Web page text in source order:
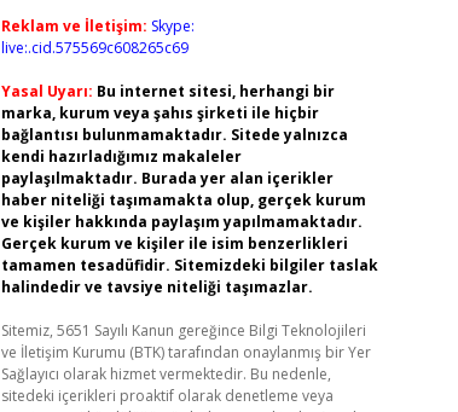
Reklam ve İletişim: Skype:
live:.cid.575569c608265c69
Yasal Uyarı: Bu internet sitesi, herhangi bir
marka, kurum veya şahıs şirketi ile hiçbir
bağlantısı bulunmamaktadır. Sitede yalnızca
kendi hazırladığımız makaleler
paylaşılmaktadır. Burada yer alan içerikler
haber niteliği taşımamakta olup, gerçek kurum
ve kişiler hakkında paylaşım yapılmamaktadır.
Gerçek kurum ve kişiler ile isim benzerlikleri
tamamen tesadüfidir. Sitemizdeki bilgiler taslak
halindedir ve tavsiye niteliği taşımazlar.
Sitemiz, 5651 Sayılı Kanun gereğince Bilgi Teknolojileri
ve İletişim Kurumu (BTK) tarafından onaylanmış bir Yer
Sağlayıcı olarak hizmet vermektedir. Bu nedenle,
sitedeki içerikleri proaktif olarak denetleme veya